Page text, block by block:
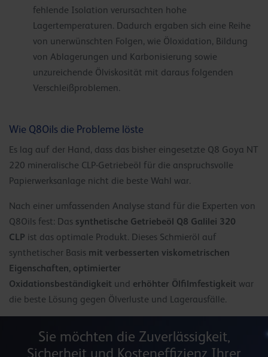
fehlende Isolation verursachten hohe
Lagertemperaturen. Dadurch ergaben sich eine Reihe
von unerwünschten Folgen, wie Öloxidation, Bildung
von Ablagerungen und Karbonisierung sowie
unzureichende Ölviskosität mit daraus folgenden
Verschleißproblemen.
Wie Q8Oils die Probleme löste
Es lag auf der Hand, dass das bisher eingesetzte Q8 Goya NT
220 mineralische CLP-Getriebeöl für die anspruchsvolle
Papierwerksanlage nicht die beste Wahl war.
Nach einer umfassenden Analyse stand für die Experten von
Q8Oils fest: Das synthetische Getriebeöl Q8 Galilei 320
CLP ist das optimale Produkt. Dieses Schmieröl auf
synthetischer Basis mit verbesserten viskometrischen
Eigenschaften, optimierter
Oxidationsbeständigkeit und erhöhter Ölfilmfestigkeit war
die beste Lösung gegen Ölverluste und Lagerausfälle.
Sie möchten die Zuverlässigkeit,
Sicherheit und Kosteneffizienz Ihrer